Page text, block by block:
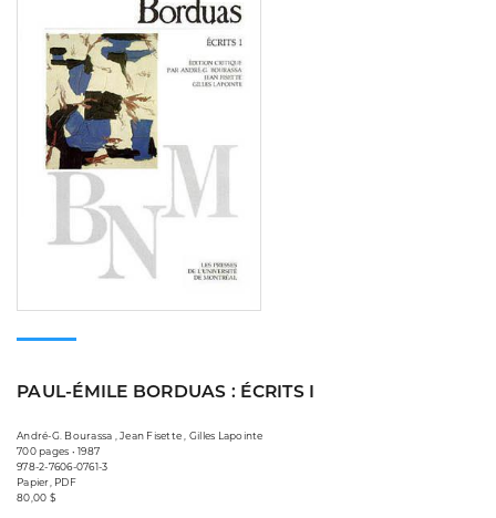
PAUL-ÉMILE BORDUAS : ÉCRITS I
André-G. Bourassa , Jean Fisette , Gilles Lapointe
700 pages • 1987
978-2-7606-0761-3
Papier, PDF
80,00 $